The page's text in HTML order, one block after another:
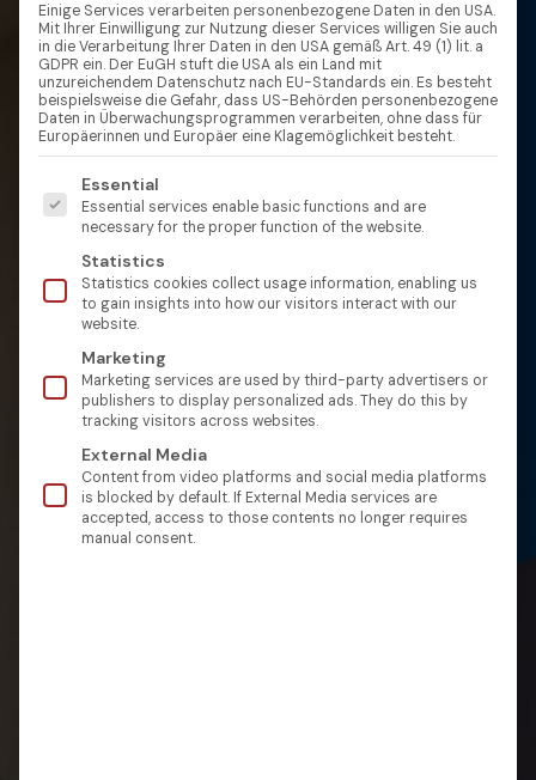
Einige Services verarbeiten personenbezogene Daten in den USA.
Mit Ihrer Einwilligung zur Nutzung dieser Services willigen Sie auch
in die Verarbeitung Ihrer Daten in den USA gemäß Art. 49 (1) lit. a
GDPR ein. Der EuGH stuft die USA als ein Land mit
unzureichendem Datenschutz nach EU-Standards ein. Es besteht
beispielsweise die Gefahr, dass US-Behörden personenbezogene
Daten in Überwachungsprogrammen verarbeiten, ohne dass für
Europäerinnen und Europäer eine Klagemöglichkeit besteht.
Es folgt eine Liste der Service-Gruppen, für die eine
Essential
Essential services enable basic functions and are
necessary for the proper function of the website.
Statistics
Statistics cookies collect usage information, enabling us
to gain insights into how our visitors interact with our
website.
Marketing
Marketing services are used by third-party advertisers or
publishers to display personalized ads. They do this by
tracking visitors across websites.
External Media
Content from video platforms and social media platforms
is blocked by default. If External Media services are
accepted, access to those contents no longer requires
manual consent.